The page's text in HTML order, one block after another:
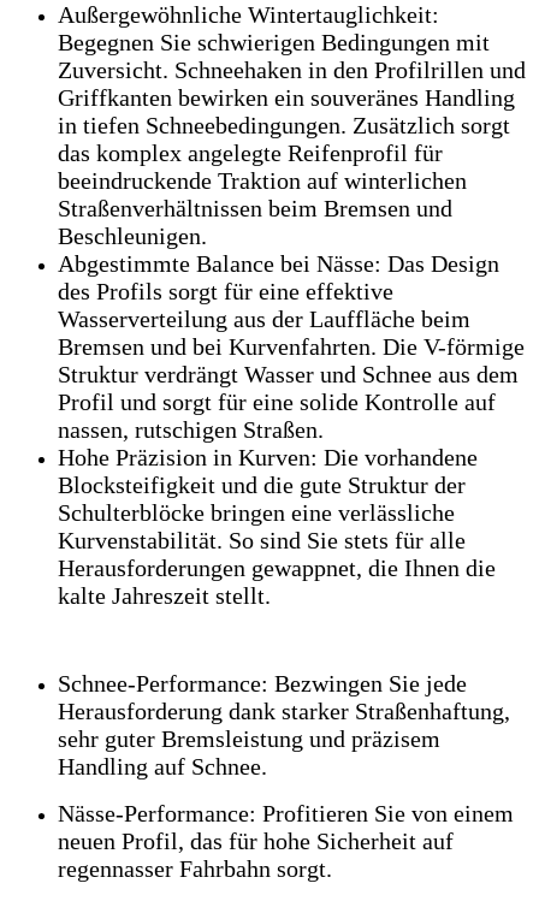
Außergewöhnliche Wintertauglichkeit:
Begegnen Sie schwierigen Bedingungen mit
Zuversicht. Schneehaken in den Profilrillen und
Griffkanten bewirken ein souveränes Handling
in tiefen Schneebedingungen. Zusätzlich sorgt
das komplex angelegte Reifenprofil für
beeindruckende Traktion auf winterlichen
Straßenverhältnissen beim Bremsen und
Beschleunigen.
Abgestimmte Balance bei Nässe: Das Design
des Profils sorgt für eine effektive
Wasserverteilung aus der Lauffläche beim
Bremsen und bei Kurvenfahrten. Die V-förmige
Struktur verdrängt Wasser und Schnee aus dem
Profil und sorgt für eine solide Kontrolle auf
nassen, rutschigen Straßen.
Hohe Präzision in Kurven: Die vorhandene
Blocksteifigkeit und die gute Struktur der
Schulterblöcke bringen eine verlässliche
Kurvenstabilität. So sind Sie stets für alle
Herausforderungen gewappnet, die Ihnen die
kalte Jahreszeit stellt.
Schnee-Performance: Bezwingen Sie jede
Herausforderung dank starker Straßenhaftung,
sehr guter Bremsleistung und präzisem
Handling auf Schnee.
Nässe-Performance: Profitieren Sie von einem
neuen Profil, das für hohe Sicherheit auf
regennasser Fahrbahn sorgt.